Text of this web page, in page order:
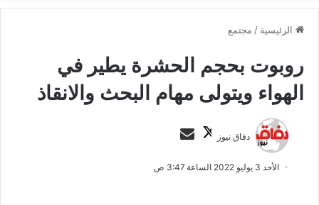
الرئيسية / مجتمع
روبوت بحجم الحشرة يطير في
الهواء ويتولى مهام البحث والانقاذ
دفاق نيوز
ت
ب
س
الأحد 3 يوليو 2022 الساعة 3:47 ص